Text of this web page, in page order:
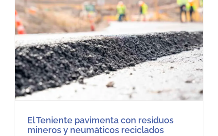
El Teniente pavimenta con residuos
mineros y neumáticos reciclados